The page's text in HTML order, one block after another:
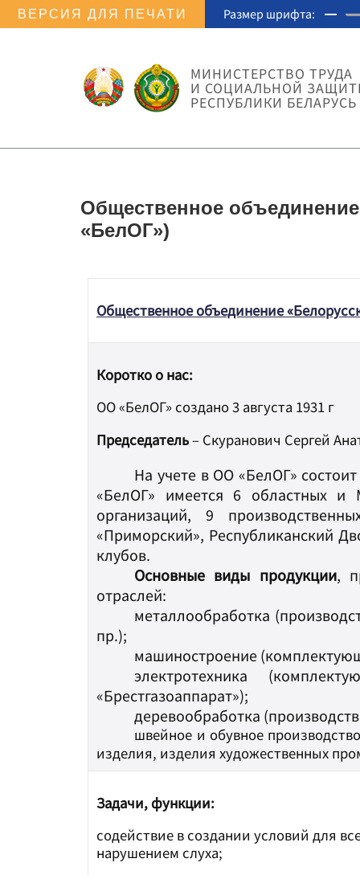
ВЕРСИЯ ДЛЯ ПЕЧАТИ Размер шрифта:
МИНИСТЕРСТВО ТРУДА
И СОЦИАЛЬНОЙ
РЕСПУБЛИКИ БЕЛАРУСЬ
Общественное
«БелОГ»)
Общественное объединение
Коротко о нас:
ОО «БелОГ» создано 3 августа 1931 г
Председатель– Скуранович Сергей
На учете в ОО «БелОГ»
«БелОГ» имеется 6 областных и
организаций, 9
«Приморский», Республиканский
клубов.
Основные виды продукции,
отраслей:
металлообработка
пр.);
машиностроение
электротехника
«Брестгазоаппарат»);
деревообработка
швейное и обувное
изделия, изделия художественных
Задачи, функции:
содействие в создании условий для
нарушением слуха;